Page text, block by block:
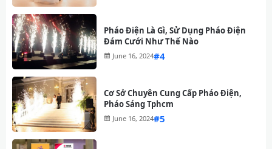
Pháo Điện Là Gì, Sử Dụng Pháo Điện
Đám Cưới Như Thế Nào
June 16, 2024#
Cơ Sở Chuyên Cung Cấp Pháo Điện,
Pháo Sáng Tphcm
June 16, 2024#